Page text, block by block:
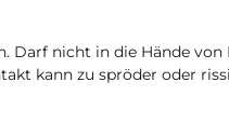
Darf nicht in die Hände von
kann zu spröder oder